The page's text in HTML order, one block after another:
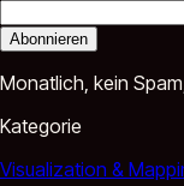
Abonnieren
Monatlich, kein
Kategorie
Visualization &